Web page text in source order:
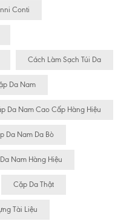
Conti
Cách Làm Sạch Túi Da
Da Nam
Da Nam Cao Cấp Hàng Hiệu
Da Nam Da Bò
Nam Hàng Hiệu
Cặp Da Thật
Tài Liệu